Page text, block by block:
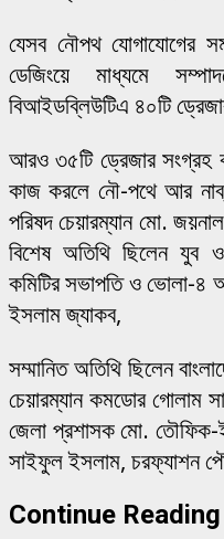
যেসব নৌপথ যোগাযোগের
ডেজিংয়ে মাধ্যমে
বিআইডব্লিউটিএ ৪০টি
আরও ৩৫টি ড্রেজার সংগ্রহ
কাজ করলে নৌ-পথে আর
পরিষদ চেয়ারম্যান মো.
বিশেষ অতিথি ছিলেন যুব ও
কমিটির সভাপতি ও ভোলা-
ইসলাম জ্যাকব,
সম্মানিত অতিথি ছিলেন
চেয়ারম্যান কমডোর
জেলা প্রশাসক মো. তৌফিক-
সাইফুল ইসলাম, চরফ্যাশন
Continue Reading